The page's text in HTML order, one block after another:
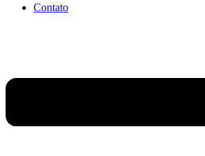
Contato